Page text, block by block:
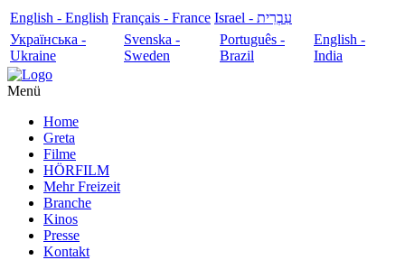
English - English Français - France
עִבְרִית - Israel
Українська -
Ukraine
Svenska -
Sweden
Português -
Brazil
English -
India
Menü
Home
Greta
Filme
HÖRFILM
Mehr Freizeit
Branche
Kinos
Presse
Kontakt